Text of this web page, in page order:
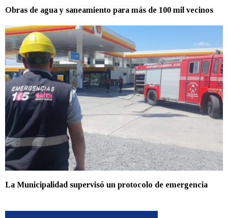
Obras de agua y saneamiento para más de 100 mil vecinos
La Municipalidad supervisó un protocolo de emergencia